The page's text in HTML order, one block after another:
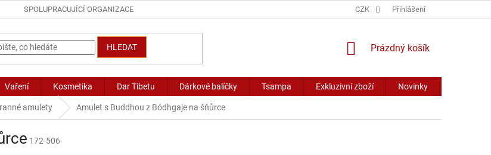
SPOLUPRACUJÍCÍ ORGANIZACE CZK Přihlášení
HLEDAT
NÁKUPNÍ
Prázdný košík
Vaření Kosmetika Dar Tibetu Dárkové balíčky Tsampa Exkluzivní zboží Novinky
amulety Amulet s Buddhou z Bódhgaje na šňůrce
172-506